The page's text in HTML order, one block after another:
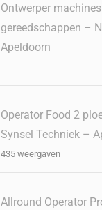
Ontwerper
gereedschappen –
Apeldoorn
Operator Food 2
Synsel Techniek –
435 weergaven
Allround Operator